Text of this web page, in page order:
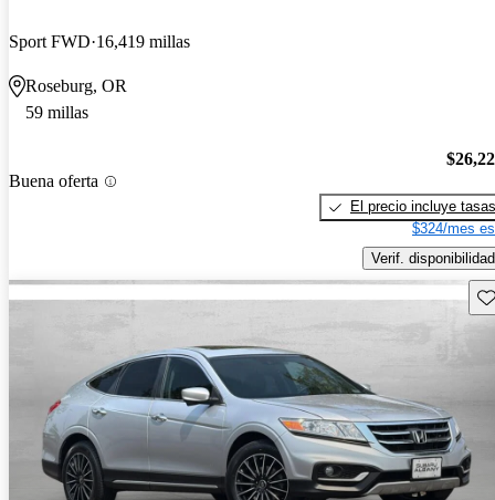
Sport FWD 16,419 millas
Roseburg, OR
59 millas
Buena oferta
El precio incluye tasas
$324/mes
Verif. disponibilidad